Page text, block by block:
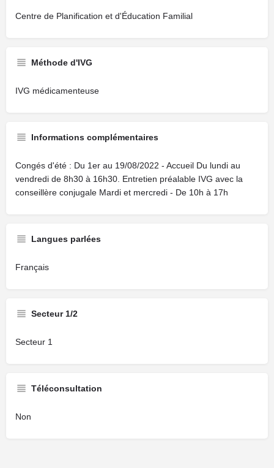
Centre de Planification et d'Éducation Familial
Méthode d'IVG
IVG médicamenteuse
Informations complémentaires
Congés d'été : Du 1er au 19/08/2022 - Accueil Du lundi au
vendredi de 8h30 à 16h30. Entretien préalable IVG avec la
conseillère conjugale Mardi et mercredi - De 10h à 17h
Langues parlées
Français
Secteur 1/2
Secteur 1
Téléconsultation
Non